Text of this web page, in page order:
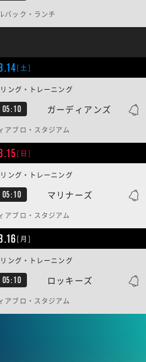
バック・ランチ
[土]
05:10 ガーディアンズ
グ・トレーニング
アブロ・スタジアム
[日]
05:10 マリナーズ
グ・トレーニング
アブロ・スタジアム
[月]
05:10 ロッキーズ
グ・トレーニング
アブロ・スタジアム